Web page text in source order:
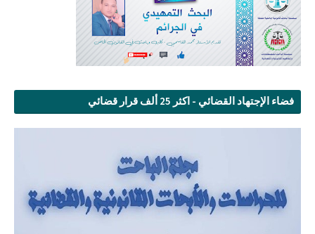
فضاء الإجتهاد القضائي - اكثر 25 ألف قرار قضائي